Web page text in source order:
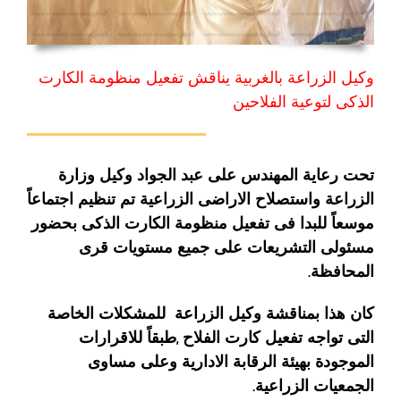
وكيل الزراعة بالغربية يناقش تفعيل منظومة الكارت
الذكى لتوعية الفلاحين
تحت رعاية المهندس على عبد الجواد وكيل وزارة
الزراعة واستصلاح الاراضى الزراعية تم تنظيم اجتماعاً
موسعاً للبدا فى تفعيل منظومة الكارت الذكى بحضور
مسئولى التشريعات على جميع مستويات قرى
المحافظة.
كان هذا بمناقشة وكيل الزراعة للمشكلات الخاصة
التى تواجه تفعيل كارت الفلاح ,طبقاً للاقرارات
الموجودة بهيئة الرقابة الادارية وعلى مساوى
الجمعيات الزراعية.